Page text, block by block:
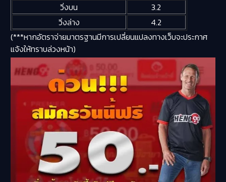
วิ่งบน
3.2
วิ่งล่าง
4.2
(***หากอัตราจ่ายมาตรฐานมีการเปลี่ยนแปลงทางเว็บจะประกาศ
แจ้งให้ทราบล่วงหน้า)